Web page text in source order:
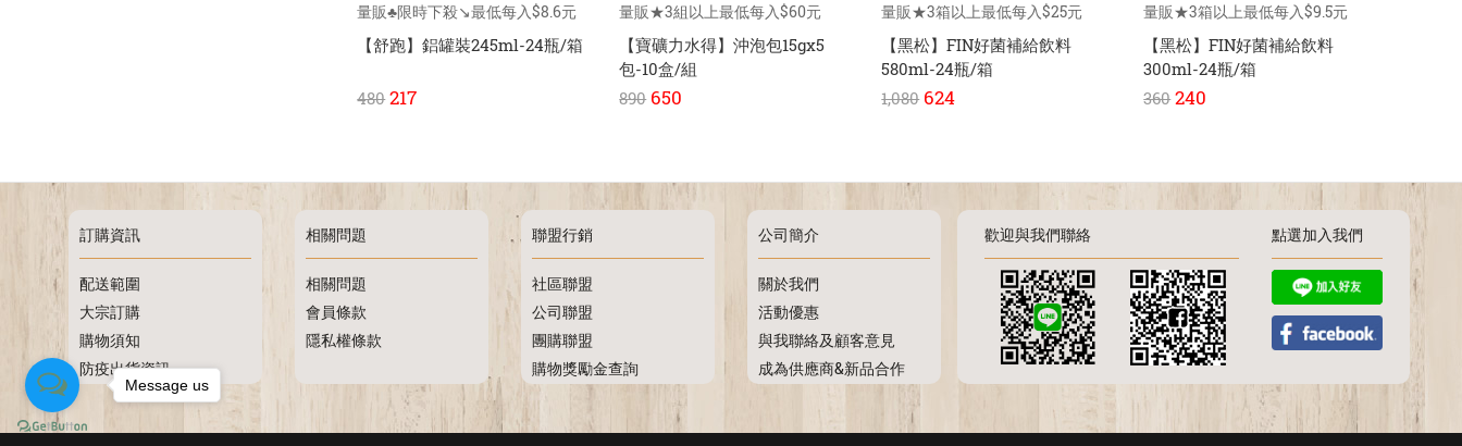
量販♣限時下殺↘️最低每入$8.6元
【舒跑】鋁罐裝245ml-24瓶/箱
480 217
量販★3組以上最低每入$60元
【寶礦力水得】沖泡包15gx5
包-10盒/組
890 650
量販★3箱以上最低每入$25元
【黑松】FIN好菌補給飲料
580ml-24瓶/箱
1,080 624
量販★3箱以上最低每入$9.5元
【黑松】FIN好菌補給飲料
300ml-24瓶/箱
360 240
訂購資訊
配送範圍
大宗訂購
購物須知
防疫出貨資訊
相關問題
相關問題
會員條款
隱私權條款
聯盟行銷
社區聯盟
公司聯盟
團購聯盟
購物獎勵金查詢
公司簡介
關於我們
活動優惠
與我聯絡及顧客意見
成為供應商&新品合作
歡迎與我們聯絡 點選加入我們
Message us